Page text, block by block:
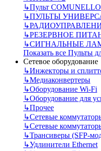
↳Пульт СOMUNELLO
↳ПУЛЬТЫ
↳
↳РЕЗЕРВНОЕ
↳СИГНАЛЬНЫЕ
Показать все Пульты
Сетевое оборудование
↳Инжекторы и
↳Медиаконвертеры
↳Оборудование Wi-Fi
↳Оборудование для
↳Прочее
↳Сетевые
↳Сетевые
↳Трансиверы (SFP-
↳Удлинители Ethernet